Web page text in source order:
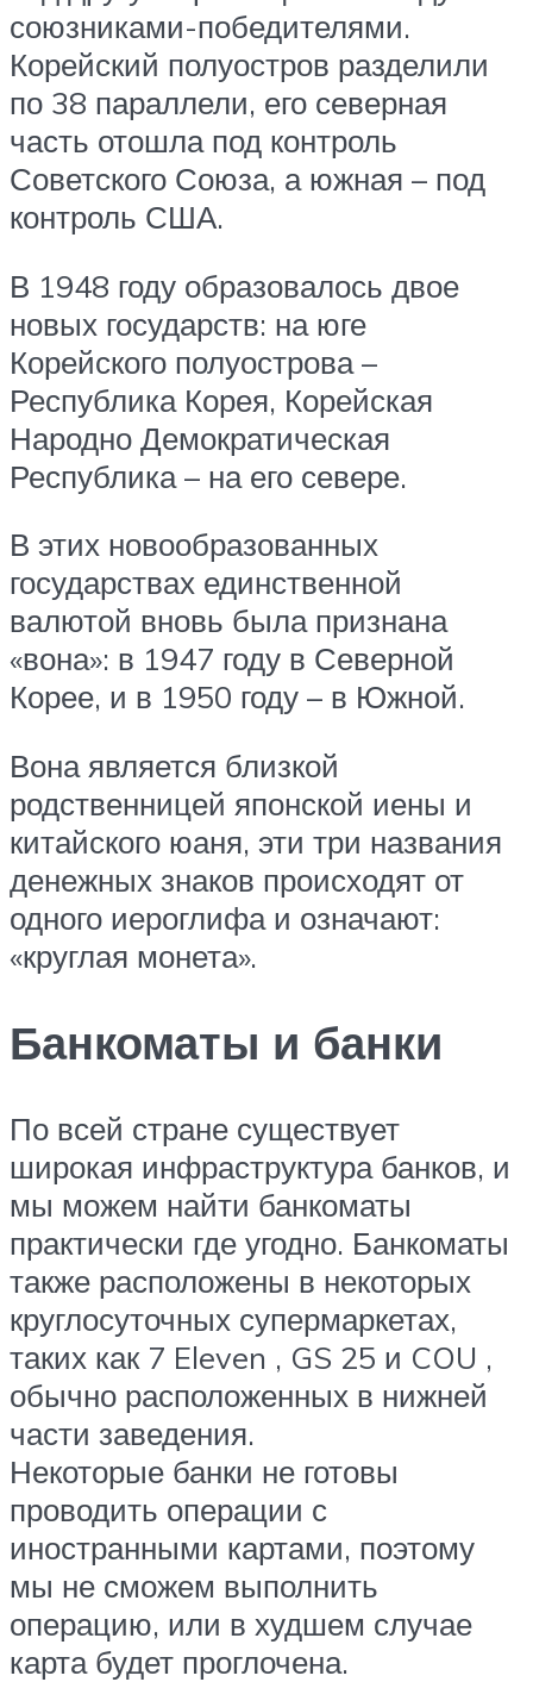
союзниками-победителями.
Корейский полуостров разделили
по 38 параллели, его северная
часть отошла под контроль
Советского Союза, а южная – под
контроль США.
В 1948 году образовалось двое
новых государств: на юге
Корейского полуострова –
Республика Корея, Корейская
Народно Демократическая
Республика – на его севере.
В этих новообразованных
государствах единственной
валютой вновь была признана
«вона»: в 1947 году в Северной
Корее, и в 1950 году – в Южной.
Вона является близкой
родственницей японской иены и
китайского юаня, эти три названия
денежных знаков происходят от
одного иероглифа и означают:
«круглая монета».
Банкоматы и банки
По всей стране существует
широкая инфраструктура банков, и
мы можем найти банкоматы
практически где угодно. Банкоматы
также расположены в некоторых
круглосуточных супермаркетах,
таких как 7 Eleven , GS 25 и COU ,
обычно расположенных в нижней
части заведения.
Некоторые банки не готовы
проводить операции с
иностранными картами, поэтому
мы не сможем выполнить
операцию, или в худшем случае
карта будет проглочена.